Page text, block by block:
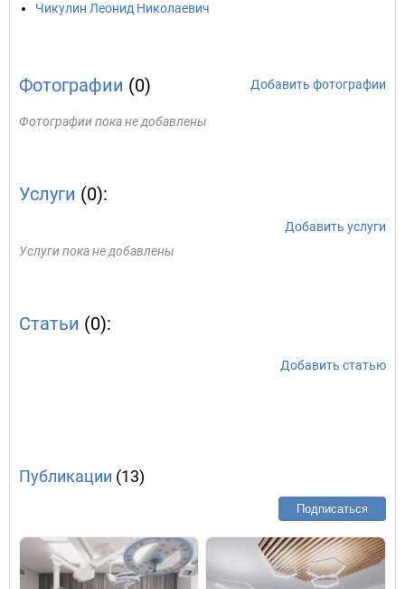
Чикулин Леонид Николаевич
Фотографии (0) Добавить фотографии
Фотографии пока не добавлены
Услуги (0):
Добавить услуги
Услуги пока не добавлены
Статьи (0):
Добавить статью
Публикации (13)
Подписаться